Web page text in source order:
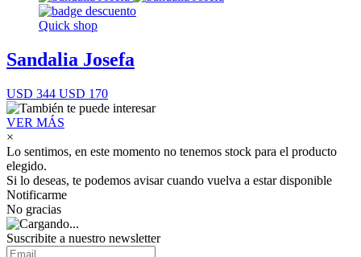
Quick shop
Sandalia Josefa
USD 344 USD 170
VER MÁS
×
Lo sentimos, en este momento no tenemos stock para el producto
elegido.
Si lo deseas, te podemos avisar cuando vuelva a estar disponible
Notificarme
No gracias
Suscribite a nuestro newsletter